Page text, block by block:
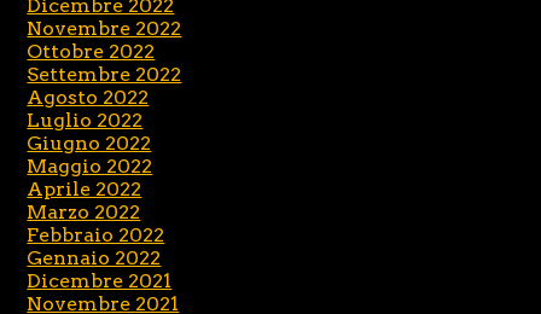
Dicembre 2022
Novembre 2022
Ottobre 2022
Settembre 2022
Agosto 2022
Luglio 2022
Giugno 2022
Maggio 2022
Aprile 2022
Marzo 2022
Febbraio 2022
Gennaio 2022
Dicembre 2021
Novembre 2021